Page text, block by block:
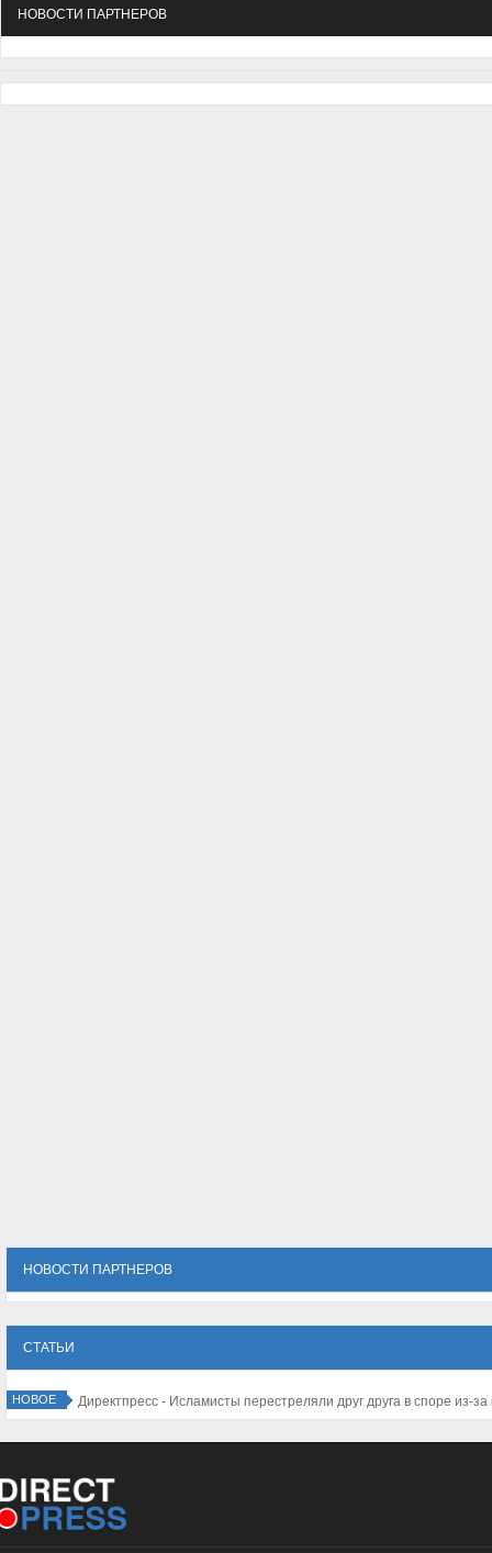
НОВОСТИ ПАРТНЕРОВ
НОВОСТИ ПАРТНЕРОВ
СТАТЬИ
НОВОЕ Директпресс - Исламисты перестреляли друг друга в споре из-за